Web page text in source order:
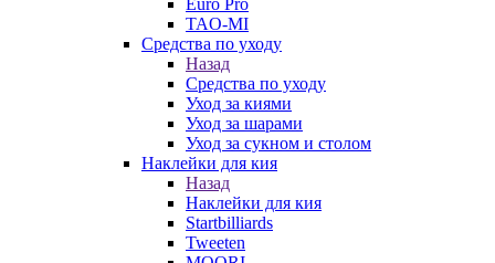
Euro Pro
TAO-MI
Средства по уходу
Назад
Средства по уходу
Уход за киями
Уход за шарами
Уход за сукном и столом
Наклейки для кия
Назад
Наклейки для кия
Startbilliards
Tweeten